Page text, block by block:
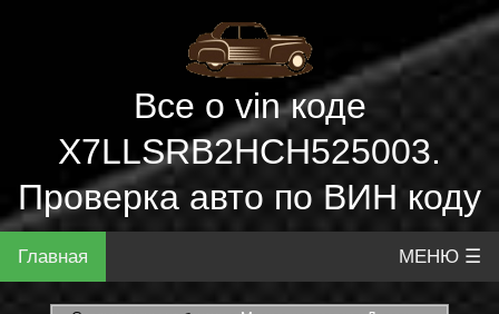
Все о vin коде
X7LLSRB2HCH525003.
Проверка авто по ВИН коду
Главная МЕНЮ ☰